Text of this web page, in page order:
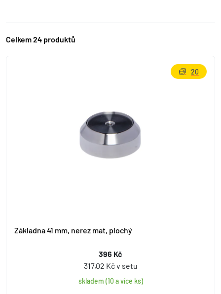
Celkem 24 produktů
Základna 41 mm, nerez mat, plochý
396 Kč
317,02 Kč v setu
skladem (10 a více ks)
20